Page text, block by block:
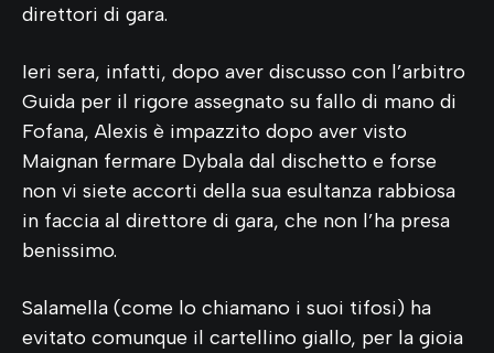
direttori di gara.
Ieri sera, infatti, dopo aver discusso con l’arbitro
Guida per il rigore assegnato su fallo di mano di
Fofana, Alexis è impazzito dopo aver visto
Maignan fermare Dybala dal dischetto e forse
non vi siete accorti della sua esultanza rabbiosa
in faccia al direttore di gara, che non l’ha presa
benissimo.
Salamella (come lo chiamano i suoi tifosi) ha
evitato comunque il cartellino giallo, per la gioia